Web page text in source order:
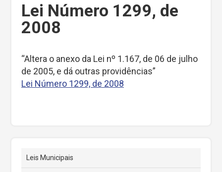
Lei Número 1299, de
2008
“Altera o anexo da Lei nº 1.167, de 06 de julho
de 2005, e dá outras providências”
Lei Número 1299, de 2008
Leis Municipais